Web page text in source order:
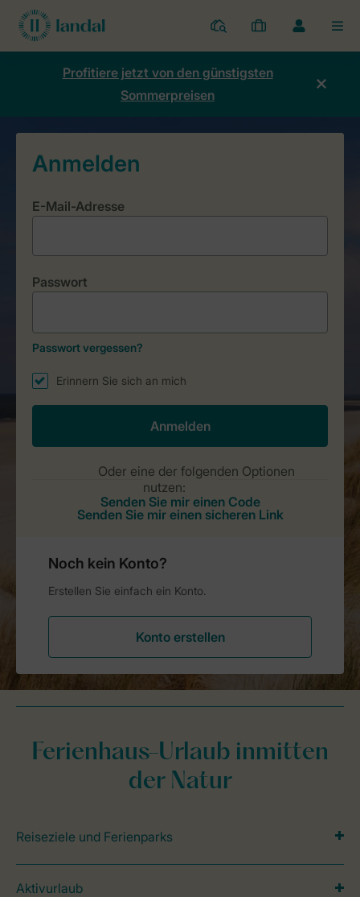
Ferienparks
Meine
Buchungen
Dropdown-
Menü
Kontos
Profitiere jetzt von den günstigsten
Sommerpreisen
E-Mail-Adresse
Passwort
Ferienhaus-Urlaub inmitten
der Natur
Reiseziele und Ferienparks
Aktivurlaub